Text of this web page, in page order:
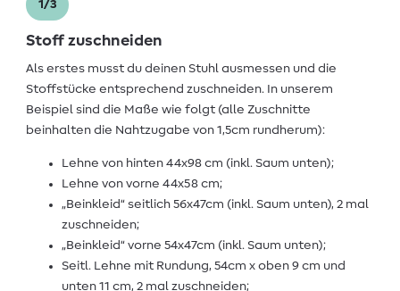
1/3
Stoff zuschneiden
Als erstes musst du deinen Stuhl ausmessen und die
Stoffstücke entsprechend zuschneiden. In unserem
Beispiel sind die Maße wie folgt (alle Zuschnitte
beinhalten die Nahtzugabe von 1,5cm rundherum):
Lehne von hinten 44x98 cm (inkl. Saum unten);
Lehne von vorne 44x58 cm;
„Beinkleid“ seitlich 56x47cm (inkl. Saum unten), 2 mal
zuschneiden;
„Beinkleid“ vorne 54x47cm (inkl. Saum unten);
Seitl. Lehne mit Rundung, 54cm x oben 9 cm und
unten 11 cm, 2 mal zuschneiden;